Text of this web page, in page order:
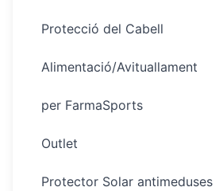
Protecció del Cabell
Alimentació/Avituallament
per FarmaSports
Outlet
Protector Solar antimeduses